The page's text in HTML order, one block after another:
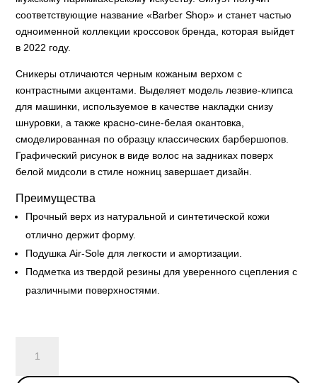
соответствующие название «Barber Shop» и станет частью
одноименной коллекции кроссовок бренда, которая выйдет
в 2022 году.
Сникеры отличаются черным кожаным верхом с
контрастными акцентами. Выделяет модель лезвие-клипса
для машинки, используемое в качестве накладки снизу
шнуровки, а также красно-сине-белая окантовка,
смоделированная по образцу классических барбершопов.
Графический рисунок в виде волос на задниках поверх
белой мидсоли в стиле ножниц завершает дизайн.
Преимущества
Прочный верх из натуральной и синтетической кожи
отлично держит форму.
Подушка Air-Sole для легкости и амортизации.
Подметка из твердой резины для уверенного сцепления с
различными поверхностями.
Dunk
Low